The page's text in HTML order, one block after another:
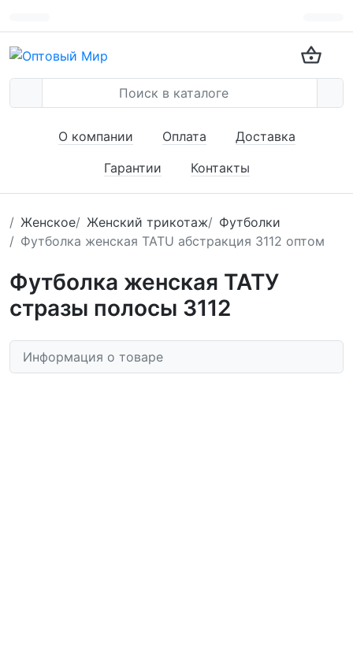
О компании Оплата
Доставка
Гарантии
Контакты
Женское Женский трикотаж
Футболки
Футболка женская TATU абстракция 3112 оптом
Футболка женская ТАТУ
стразы полосы 3112
Информация о товаре